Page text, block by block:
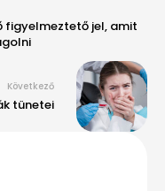
figyelmeztető jel, amit
Következő
tünetei